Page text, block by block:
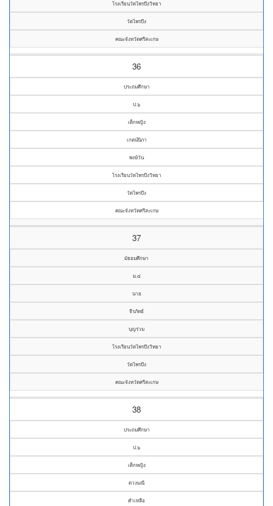
โรงเรียนวัดไพรบึงวิทยา
วัดไพรบึง
คณะจังหวัดศรีสะเกษ
36
ประถมศึกษา
ป.๖
เด็กหญิง
เกตน์นิภา
พงษ์วัน
โรงเรียนวัดไพรบึงวิทยา
วัดไพรบึง
คณะจังหวัดศรีสะเกษ
37
มัธยมศึกษา
ม.๔
นาย
จีรภัทธ์
บุญร่วม
โรงเรียนวัดไพรบึงวิทยา
วัดไพรบึง
คณะจังหวัดศรีสะเกษ
38
ประถมศึกษา
ป.๖
เด็กหญิง
ดวงมณี
คำเหลือ